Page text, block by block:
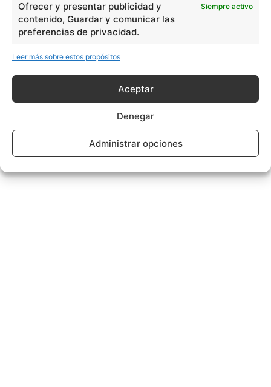
Ofrecer y presentar publicidad y
contenido, Guardar y comunicar las
preferencias de privacidad.
Siempre activo
Leer más sobre estos propósitos
Aceptar
Denegar
Administrar opciones